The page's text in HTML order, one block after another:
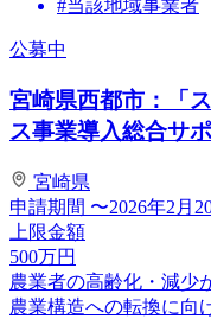
#当該地域事業者
公募中
宮崎県西都市：「
ス事業導入総合サ
宮崎県
申請期間 〜2026年2月
上限金額
500万円
農業者の⾼齢化・減少
農業構造への転換に向